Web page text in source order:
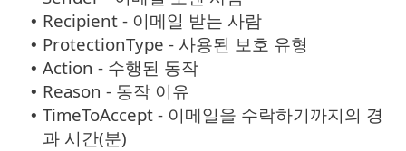
• Recipient - 이메일 받는 사람
• ProtectionType - 사용된 보호 유형
• Action - 수행된 동작
• Reason - 동작 이유
• TimeToAccept - 이메일을 수락하기까지의 경
과 시간(분)